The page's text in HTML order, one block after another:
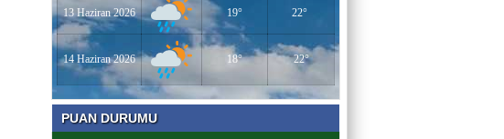
Muhammed Bolat
Uzayın Derinliklerinde Bir Yaşam Arayışı
Bir Derviş
Kadın İstihdamı mı, Aileyi Bitirme Projesi
mi?
13 Haziran 2026 19° 22°
14 Haziran 2026 18° 22°
PUAN DURUMU